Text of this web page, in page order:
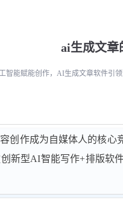
ai生成文章
智能赋能创作，AI生成文章软件引
创作成为自媒体人的核心
新型AI智能写作+排版软